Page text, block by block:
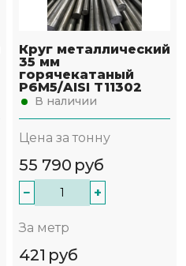
Круг металлический
35 мм
горячекатаный
Р6М5/AISI T11302
В наличии
Цена за тонну
55 790 руб
− +
За метр
421 руб